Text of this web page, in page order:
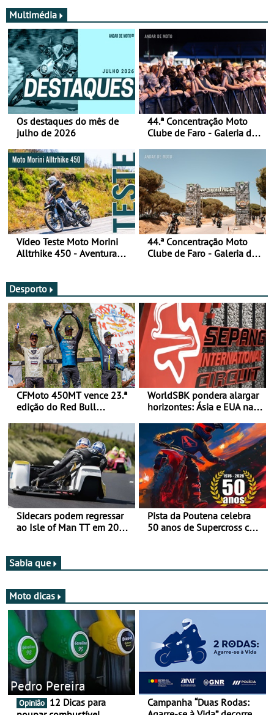
falar disso
Multimédia
Os destaques do mês de
julho de 2026
44.ª Concentração Moto
Clube de Faro - Galeria de
Vídeo Teste Moto Morini
Alltrhike 450 - Aventura
44.ª Concentração Moto
Clube de Faro - Galeria de
Desporto
CFMoto 450MT vence 23.ª
edição do Red Bull
Categorias Adventure -
Vitória na Ultimate, Core e
Lite
WorldSBK pondera alargar
horizontes: Ásia e EUA na
Sidecars podem regressar
ao Isle of Man TT em 2027
Pista da Poutena celebra
50 anos de Supercross com
Sabia que
Moto dicas
Pedro Pereira
Opinião
Campanha “Duas Rodas: